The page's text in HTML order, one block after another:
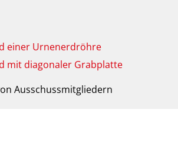
einer Urnenerdröhre
mit diagonaler Grabplatte
Ausschussmitgliedern